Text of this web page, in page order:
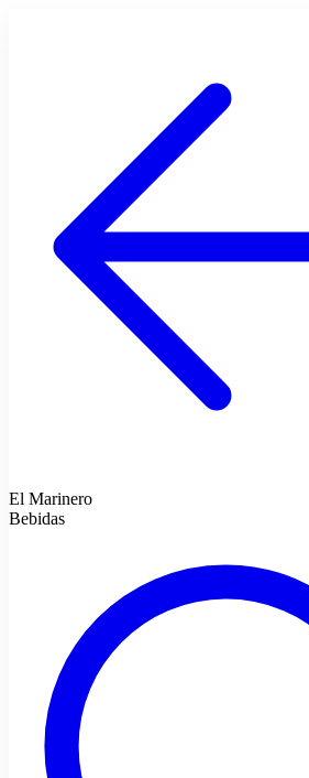
El Marinero
Bebidas